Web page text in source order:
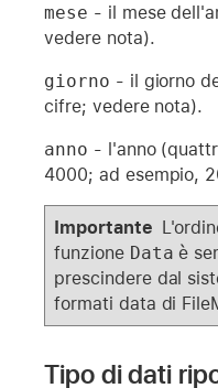
mese - il mese
vedere nota).
giorno - il giorno
cifre; vedere nota).
anno - l'anno
4000; ad esempio,
Importante
funzione Data è
prescindere dal
formati data di
Tipo di dati